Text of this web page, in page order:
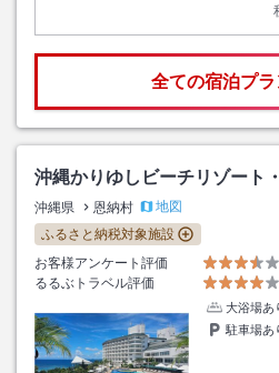
全ての宿泊プ
沖縄かりゆしビーチリゾート
沖縄県 恩納村
地図
ふるさと納税対象施設
お客様アンケート評価
るるぶトラベル評価
大浴場あ
駐車場あ